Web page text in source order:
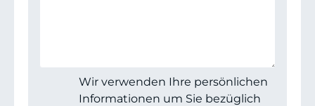
Wir verwenden Ihre persönlichen
Informationen um Sie bezüglich